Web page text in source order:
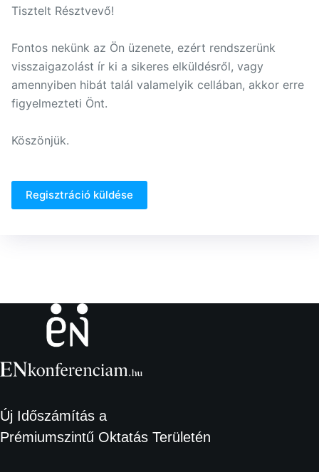
Tisztelt Résztvevő!
Fontos nekünk az Ön üzenete, ezért rendszerünk
visszaigazolást ír ki a sikeres elküldésről, vagy
amennyiben hibát talál valamelyik cellában, akkor erre
figyelmezteti Önt.
Köszönjük.
Regisztráció küldése
Új Időszámítás a
Prémiumszintű Oktatás Területén